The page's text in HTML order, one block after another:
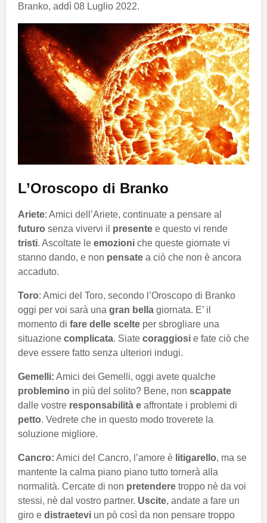
Branko, addì 08 Luglio 2022.
L’Oroscopo di Branko
Ariete: Amici dell’Ariete, continuate a pensare al
futuro senza vivervi il presente e questo vi rende
tristi. Ascoltate le emozioni che queste giornate vi
stanno dando, e non pensate a ciò che non è ancora
accaduto.
Toro: Amici del Toro, secondo l’Oroscopo di Branko
oggi per voi sarà una gran bella giornata. E’ il
momento di fare delle scelte per sbrogliare una
situazione complicata. Siate coraggiosi e fate ciò che
deve essere fatto senza ulteriori indugi.
Gemelli: Amici dei Gemelli, oggi avete qualche
problemino in più del solito? Bene, non scappate
dalle vostre responsabilità e affrontate i problemi di
petto. Vedrete che in questo modo troverete la
soluzione migliore.
Cancro: Amici del Cancro, l’amore è litigarello, ma se
mantente la calma piano piano tutto tornerà alla
normalità. Cercate di non pretendere troppo nè da voi
stessi, nè dal vostro partner. Uscite, andate a fare un
giro e distraetevi un pò così da non pensare troppo